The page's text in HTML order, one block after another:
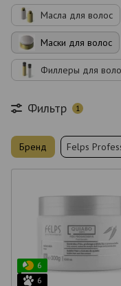
Масла для волос
Маски для волос
Филлеры для
Фильтр 1
Бренд Felps
6
6